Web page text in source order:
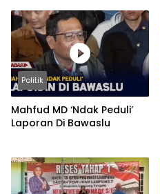
Politik
Mahfud MD ‘Ndak Peduli’
Laporan Di Bawaslu